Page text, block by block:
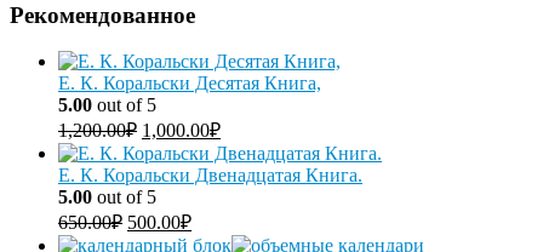
Рекомендованное
Е. К. Коральски Десятая Книга,
5.00 out of 5
1,200.00₽ 1,000.00₽
Е. К. Коральски Двенадцатая Книга.
5.00 out of 5
650.00₽ 500.00₽